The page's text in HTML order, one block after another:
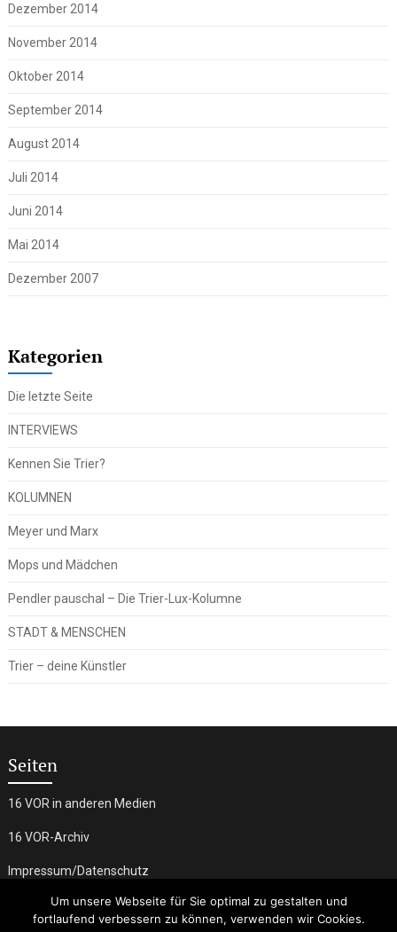
Dezember 2014
November 2014
Oktober 2014
September 2014
August 2014
Juli 2014
Juni 2014
Mai 2014
Dezember 2007
Kategorien
Die letzte Seite
INTERVIEWS
Kennen Sie Trier?
KOLUMNEN
Meyer und Marx
Mops und Mädchen
Pendler pauschal – Die Trier-Lux-Kolumne
STADT & MENSCHEN
Trier – deine Künstler
Seiten
16 VOR in anderen Medien
16 VOR-Archiv
Impressum/Datenschutz
Um unsere Webseite für Sie optimal zu gestalten und
fortlaufend verbessern zu können, verwenden wir Cookies.